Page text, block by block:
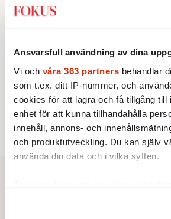
Ansvarsfull användning av dina
Vi och våra 363 partners behandlar
som t.ex. ditt IP-nummer, och
cookies för att lagra och få tillgång till
enhet för att kunna tillhandahålla
innehåll, annons- och
och produktutveckling. Du kan själv
använda din data och i vilka syften.
Ta reda på mer om hur dina
Du kan ändra eller dra tillbaka ditt
3.Frans Wachtmeister:
Ja, AC är ett
franska civilisationen
4.Nina Lekander:På
alla om att vara arbetarklass
KRÖNIKA
5. Sakine Madon:
Efter
vänstern för Agnes Wold
STICKET
6.Dan Korn:Quisling, quislingar